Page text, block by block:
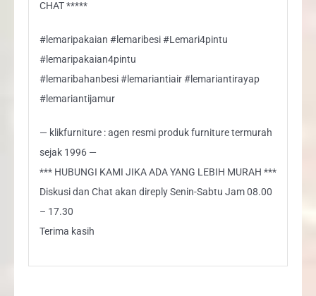
CHAT *****
#lemaripakaian #lemaribesi #Lemari4pintu
#lemaripakaian4pintu
#lemaribahanbesi #lemariantiair #lemariantirayap
#lemariantijamur
— klikfurniture : agen resmi produk furniture termurah
sejak 1996 —
*** HUBUNGI KAMI JIKA ADA YANG LEBIH MURAH ***
Diskusi dan Chat akan direply Senin-Sabtu Jam 08.00
– 17.30
Terima kasih